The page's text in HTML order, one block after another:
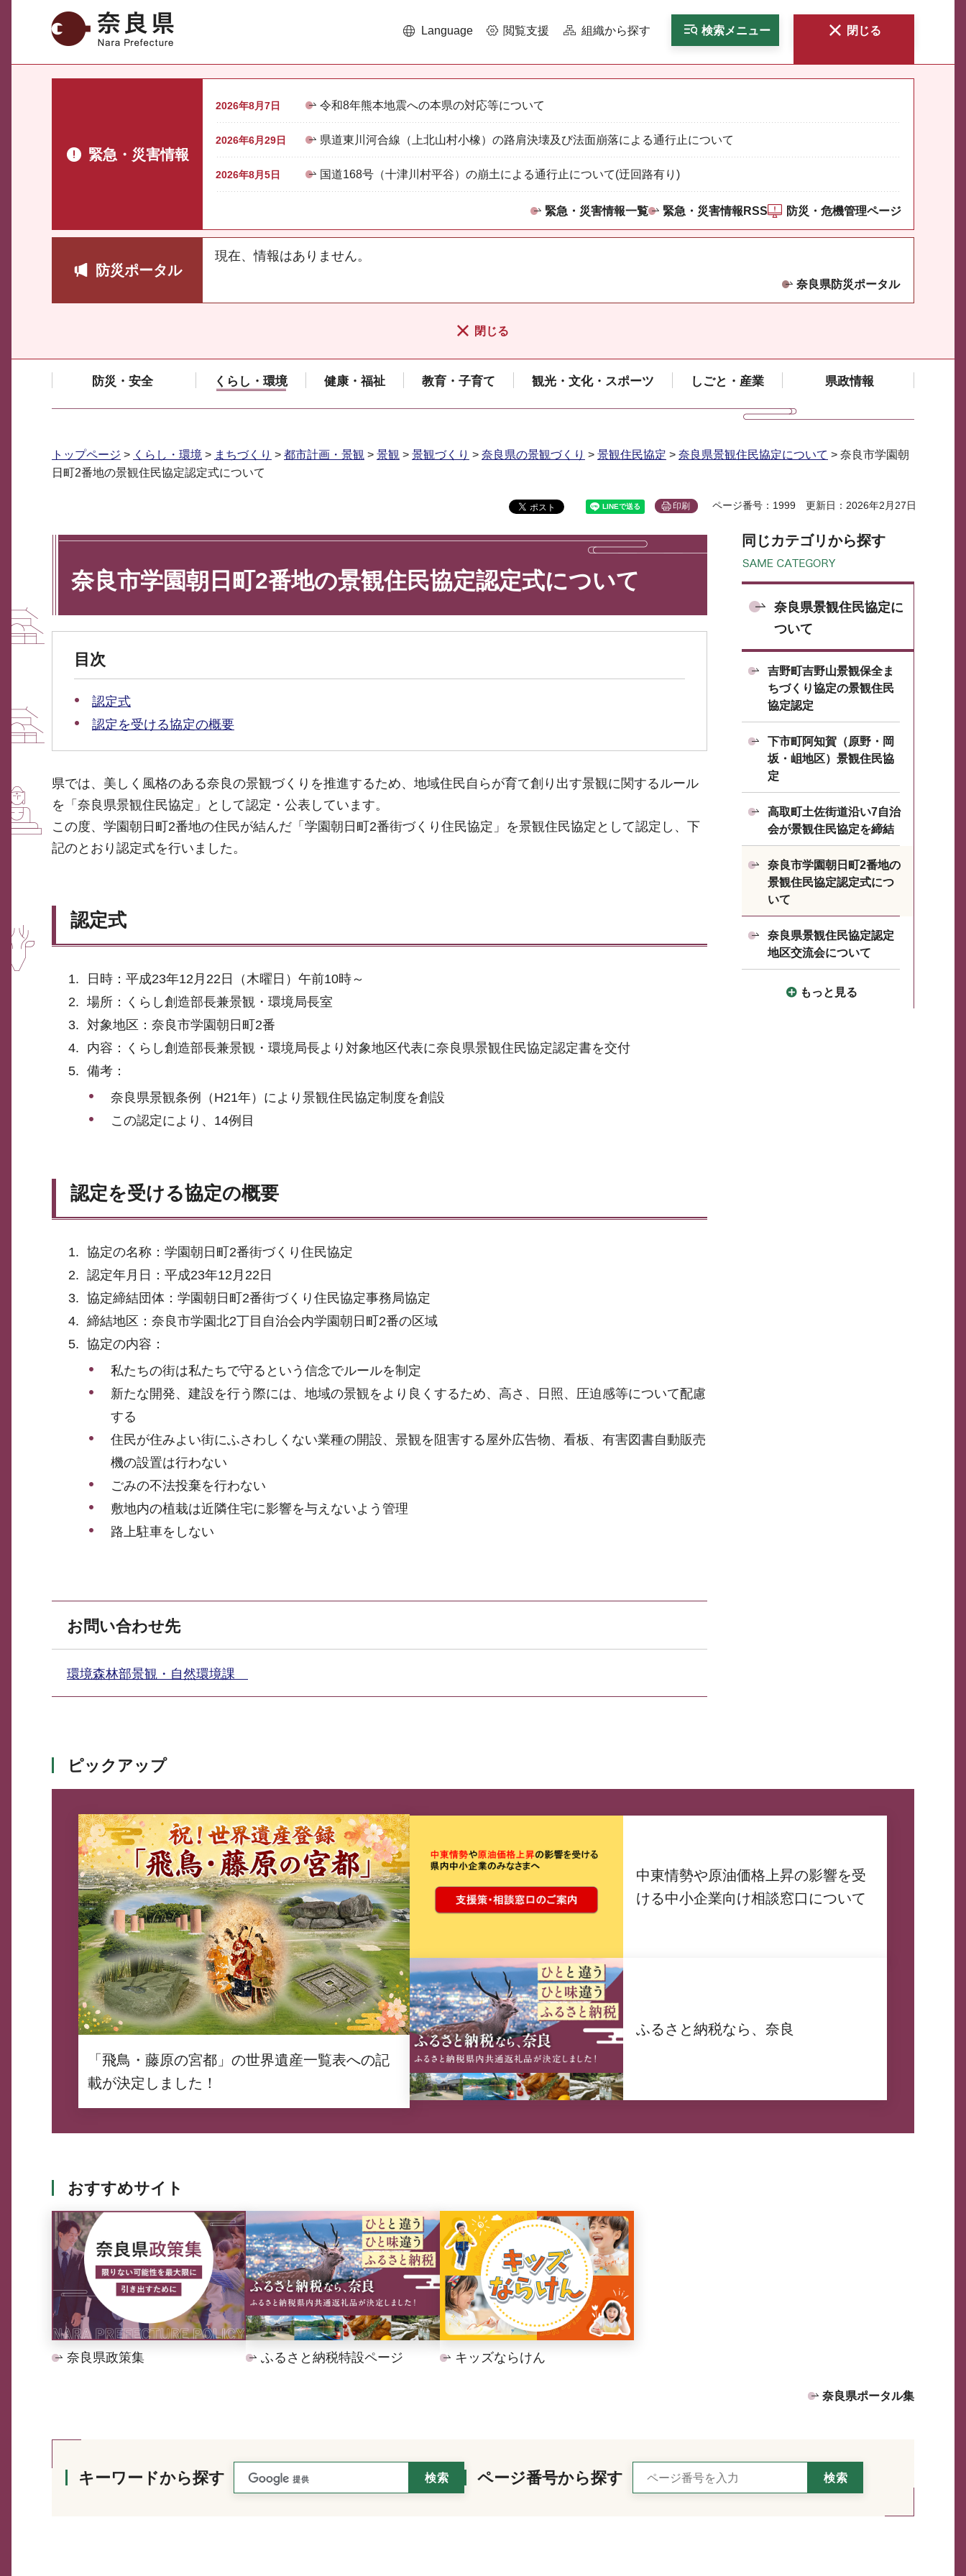
奈良県 Language 閲覧支援 組織から探す 検索メニュー 閉じる
緊急・災害情報
2026年8月7日 令和8年熊本地震への本県の対応等について
2026年6月29日 県道東川河合線（上北山村小橡）の路肩決壊及び法面崩落による通行止について
2026年8月5日 国道168号（十津川村平谷）の崩土による通行止について(迂回路有り)
緊急・災害情報一覧 緊急・災害情報RSS 防災・危機管理ページ
防災ポータル
現在、情報はありません。
奈良県防災ポータル
閉じる
防災・安全 くらし・環境 健康・福祉 教育・子育て 観光・文化・スポーツ しごと・産業 県政情報
トップページ > くらし・環境 > まちづくり > 都市計画・景観 > 景観 > 景観づくり > 奈良県の景観づくり > 景観住民協定 > 奈良県景観住民協定について > 奈良市学園朝
日町2番地の景観住民協定認定式について
印刷 ページ番号：1999 更新日：2026年2月27日
奈良市学園朝日町2番地の景観住民協定認定式について
目次
認定式
認定を受ける協定の概要
県では、美しく風格のある奈良の景観づくりを推進するため、地域住民自らが育て創り出す景観に関するルール
を「奈良県景観住民協定」として認定・公表しています。
この度、学園朝日町2番地の住民が結んだ「学園朝日町2番街づくり住民協定」を景観住民協定として認定し、下
記のとおり認定式を行いました。
認定式
日時：平成23年12月22日（木曜日）午前10時～
場所：くらし創造部長兼景観・環境局長室
対象地区：奈良市学園朝日町2番
内容：くらし創造部長兼景観・環境局長より対象地区代表に奈良県景観住民協定認定書を交付
備考：
奈良県景観条例（H21年）により景観住民協定制度を創設
​​​​​​この認定により、14例目
認定を受ける協定の概要
協定の名称：学園朝日町2番街づくり住民協定
認定年月日：平成23年12月22日
協定締結団体：学園朝日町2番街づくり住民協定事務局協定
締結地区：奈良市学園北2丁目自治会内学園朝日町2番の区域
協定の内容：
私たちの街は私たちで守るという信念でルールを制定
新たな開発、建設を行う際には、地域の景観をより良くするため、高さ、日照、圧迫感等について配慮
する
住民が住みよい街にふさわしくない業種の開設、景観を阻害する屋外広告物、看板、有害図書自動販売
機の設置は行わない
ごみの不法投棄を行わない
敷地内の植栽は近隣住宅に影響を与えないよう管理
路上駐車をしない
お問い合わせ先
環境森林部景観・自然環境課
同じカテゴリから探す
奈良県景観住民協定に
ついて
吉野町吉野山景観保全ま
ちづくり協定の景観住民
協定認定
下市町阿知賀（原野・岡
坂・岨地区）景観住民協
定
高取町土佐街道沿い7自治
会が景観住民協定を締結
奈良市学園朝日町2番地の
景観住民協定認定式につ
いて
奈良県景観住民協定認定
地区交流会について
もっと見る
ピックアップ
「飛鳥・藤原の宮都」の世界遺産一覧表への記
載が決定しました！
中東情勢や原油価格上昇の影響を受
ける中小企業向け相談窓口について
ふるさと納税なら、奈良
おすすめサイト
奈良県政策集 ふるさと納税特設ページ キッズならけん
奈良県ポータル集
キーワードから探す ページ番号から探す